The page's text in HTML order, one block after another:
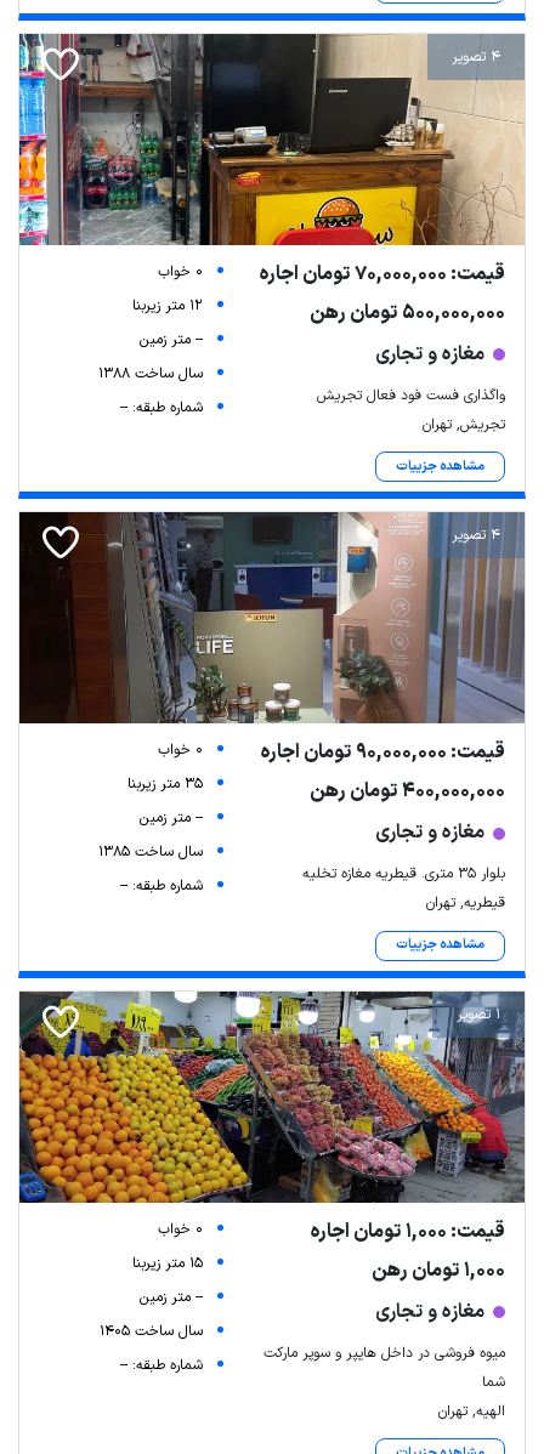
4 تصویر
قیمت: 70,000,000 تومان اجاره
500,000,000 تومان رهن
مغازه و تجاری
واگذاری فست فود فعال تجریش
تجریش, تهران
مشاهده جزییات
0 خواب
12 متر زیربنا
-- متر زمین
سال ساخت 1388
شماره طبقه: --
4 تصویر
قیمت: 90,000,000 تومان اجاره
400,000,000 تومان رهن
مغازه و تجاری
بلوار 35 متری. قیطریه مغازه تخلیه
قیطریه, تهران
مشاهده جزییات
0 خواب
35 متر زیربنا
-- متر زمین
سال ساخت 1385
شماره طبقه: --
1 تصویر
قیمت: 1,000 تومان اجاره
1,000 تومان رهن
مغازه و تجاری
میوه فروشی در داخل هایپر و سوپر مارکت
شما
الهیه, تهران
0 خواب
15 متر زیربنا
-- متر زمین
سال ساخت 1405
شماره طبقه: --